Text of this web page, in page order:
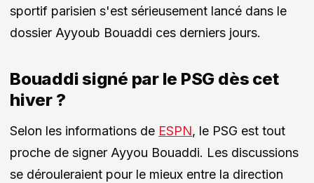
sportif parisien s'est sérieusement lancé dans le
dossier Ayyoub Bouaddi ces derniers jours.
Bouaddi signé par le PSG dès cet
hiver ?
Selon les informations de ESPN, le PSG est tout
proche de signer Ayyou Bouaddi. Les discussions
se dérouleraient pour le mieux entre la direction